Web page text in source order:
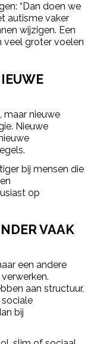
“Dan doen we
autisme vaker
wijzigen. Een
veel groter voelen
maar nieuwe
Nieuwe
bij mensen die
op
VAAK
een andere
aan structuur,
bij